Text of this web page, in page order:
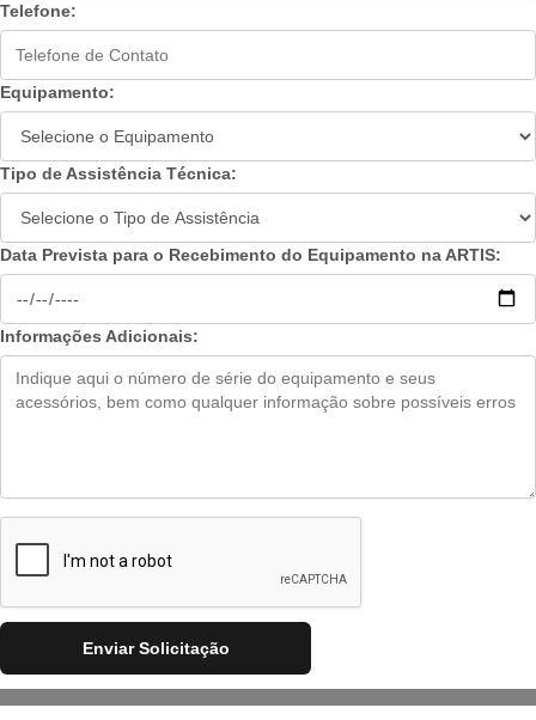
Telefone:
Equipamento:
Tipo de Assistência Técnica:
Data Prevista para o Recebimento do Equipamento na ARTIS:
Informações Adicionais:
Enviar Solicitação